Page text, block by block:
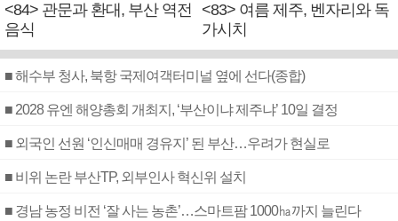
<84> 관문과 환대, 부산 역전
음식
<83> 여름 제주, 벤자리와 독
가시치
■ 해수부 청사, 북항 국제여객터미널 옆에 선다(종합)
■ 2028 유엔 해양총회 개최지, ‘부산이냐 제주냐’ 10일 결정
■ 외국인 선원 ‘인신매매 경유지’ 된 부산…우려가 현실로
■ 비위 논란 부산TP, 외부인사 혁신위 설치
■ 경남 농정 비전 ‘잘 사는 농촌’…스마트팜 1000㏊까지 늘린다